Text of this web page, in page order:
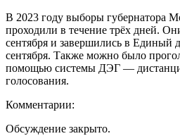
В 2023 году выборы губернатора
проходили в течение трёх дней.
сентября и завершились в Единый
сентября. Также можно было
помощью системы ДЭГ —
голосования.
Комментарии:
Обсуждение закрыто.